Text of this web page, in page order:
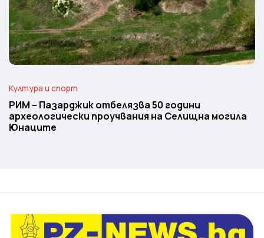
Култура и спорт
РИМ – Пазарджик отбелязва 50 години
археологически проучвания на Селищна могила
Юнаците